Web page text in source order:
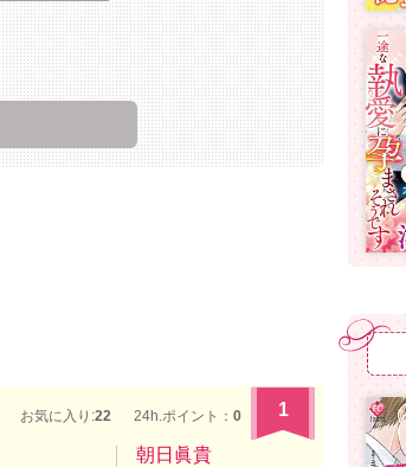
お気に入り:22 24h.ポイント： 0 1
朝日眞貴